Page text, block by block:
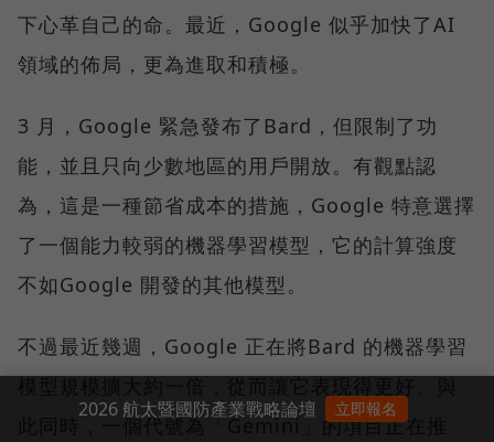
下心革自己的命。最近，Google 似乎加快了AI
領域的佈局，更為進取和積極。
3 月，Google 緊急發布了Bard，但限制了功
能，並且只向少數地區的用戶開放。有觀點認
為，這是一種節省成本的措施，Google 特意選擇
了一個能力較弱的機器學習模型，它的計算強度
不如Google 開發的其他模型。
不過最近幾週，Google 正在將Bard 的機器學習
此同時，一個代號為「Gemini」的項目正在推
2026 航太暨國防產業戰略論壇 立即報名